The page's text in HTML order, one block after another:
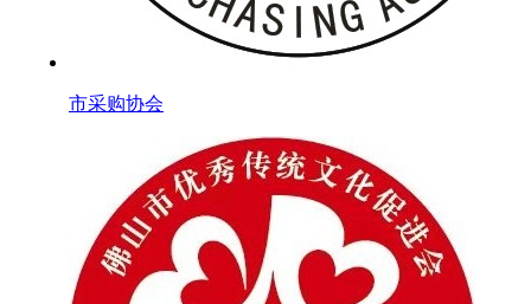
市采购协会